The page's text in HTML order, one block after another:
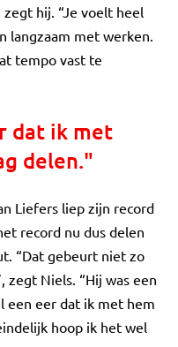
hij. “Je voelt heel
langzaam met werken.
tempo vast te
dat ik met
delen."
Liefers liep zijn record
record nu dus delen
“Dat gebeurt niet zo
zegt Niels. “Hij was een
een eer dat ik met hem
hoop ik het wel